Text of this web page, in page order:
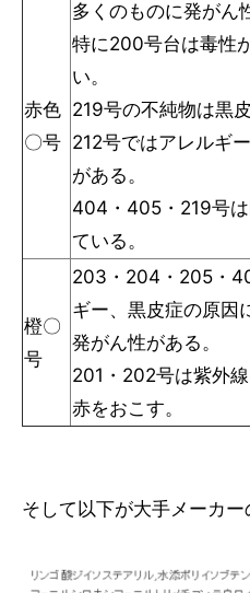
赤色
〇号
多くのものに発がん
特に200号台は毒性
い。
219号の不純物は黒
212号ではアレルギ
がある。
404・405・219号
ている。
橙〇
号
203・204・205・
ギー、黒皮症の原因
発がん性がある。
201・202号は紫外
赤をおこす。
そして以下が大手メーカー